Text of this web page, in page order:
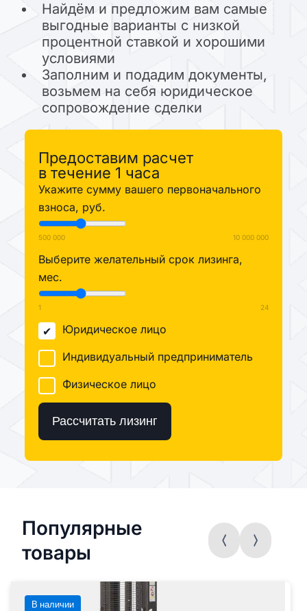
Найдём и предложим вам самые
выгодные варианты с низкой
процентной ставкой и хорошими
условиями
Заполним и подадим документы,
возьмем на себя юридическое
сопровождение сделки
Предоставим расчет
в течение 1 часа
Укажите сумму вашего первоначального
взноса, руб.
500 000 10 000 000
Выберите желательный срок лизинга,
мес.
1 24
Юридическое лицо
Индивидуальный предприниматель
Физическое лицо
Рассчитать лизинг
Популярные
товары
В наличии